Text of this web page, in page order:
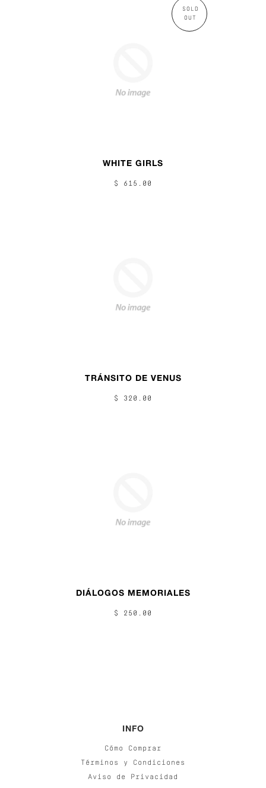
SOLD
OUT
WHITE GIRLS
$ 615.00
TRÁNSITO DE VENUS
$ 320.00
DIÁLOGOS MEMORIALES
$ 250.00
INFO
Cómo Comprar
Términos y Condiciones
Aviso de Privacidad